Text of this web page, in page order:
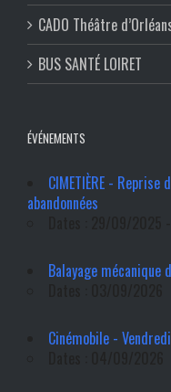
CADO Théâtre
BUS SANTÉ LOIRET
ÉVÉNEMENTS
CIMETIÈRE -
abandonnées
Balayage mécanique
Cinémobile -